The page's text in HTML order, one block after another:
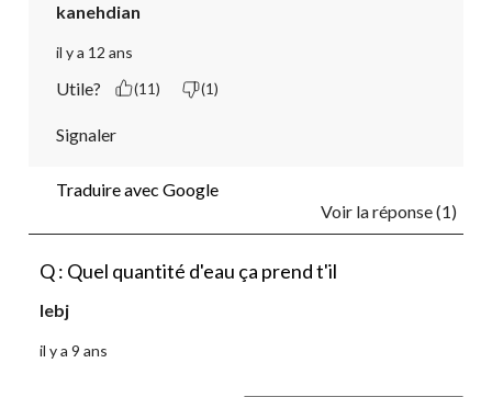
kanehdian
il y a 12 ans
Utile? (11) (1)
Signaler
Traduire avec Google
Voir la réponse (1)
Q : Quel quantité d'eau ça prend t'il
lebj
il y a 9 ans